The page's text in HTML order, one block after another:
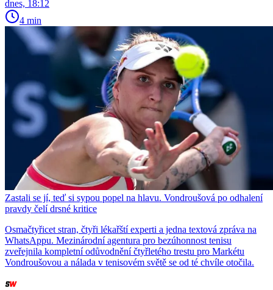
dnes, 18:12
4 min
Zastali se jí, teď si sypou popel na hlavu. Vondroušová po odhalení
pravdy čelí drsné kritice
Osmačtyřicet stran, čtyři lékařští experti a jedna textová zpráva na
WhatsAppu. Mezinárodní agentura pro bezúhonnost tenisu
zveřejnila kompletní odůvodnění čtyřletého trestu pro Markétu
Vondroušovou a nálada v tenisovém světě se od té chvíle otočila.